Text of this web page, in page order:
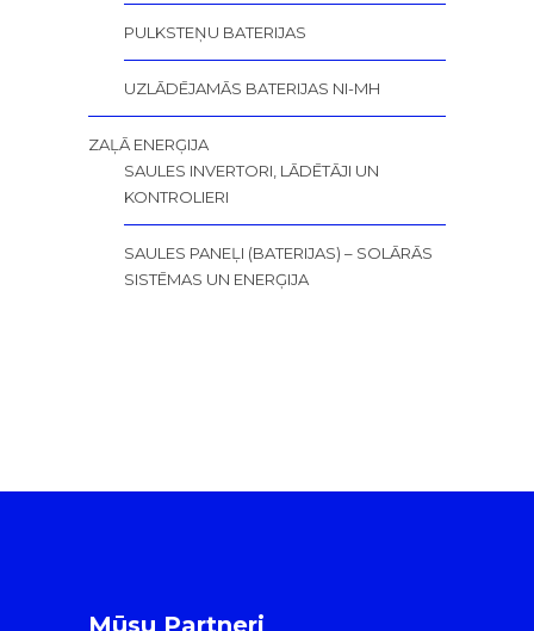
PULKSTEŅU BATERIJAS
UZLĀDĒJAMĀS BATERIJAS NI-MH
ZAĻĀ ENERĢIJA
SAULES INVERTORI, LĀDĒTĀJI UN
KONTROLIERI
SAULES PANEĻI (BATERIJAS) – SOLĀRĀS
SISTĒMAS UN ENERĢIJA
Mūsu Partneri